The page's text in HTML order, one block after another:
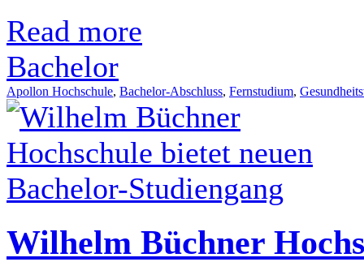
Read more
Bachelor
Apollon Hochschule, Bachelor-Abschluss, Fernstudium,
Wilhelm Büchner